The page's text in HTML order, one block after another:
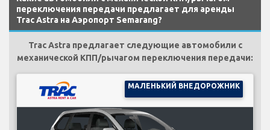
переключения передачи предлагает для аренды
Trac Astra на Аэропорт Semarang?
Trac Astra предлагает следующие автомобили с
механической КПП/рычагом переключения передачи:
МАЛЕНЬКИЙ ВНЕДОРОЖНИК